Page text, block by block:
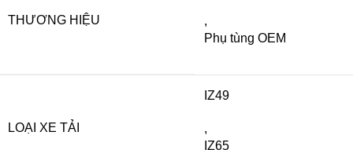
THƯƠNG HIỆU
,
Phụ tùng OEM
LOẠI XE TẢI
IZ49
,
IZ65